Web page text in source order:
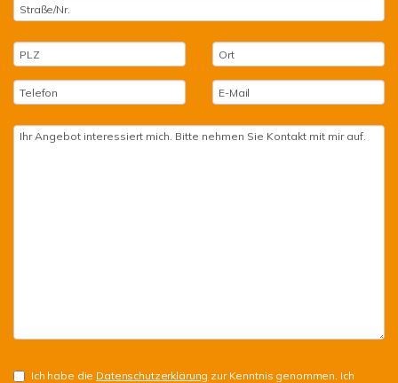
Ich habe die Datenschutzerklärung zur Kenntnis genommen. Ich